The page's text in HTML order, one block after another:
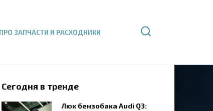
ПРО ЗАПЧАСТИ И РАСХОДНИКИ
Сегодня в тренде
Люк бензобака Audi Q3: